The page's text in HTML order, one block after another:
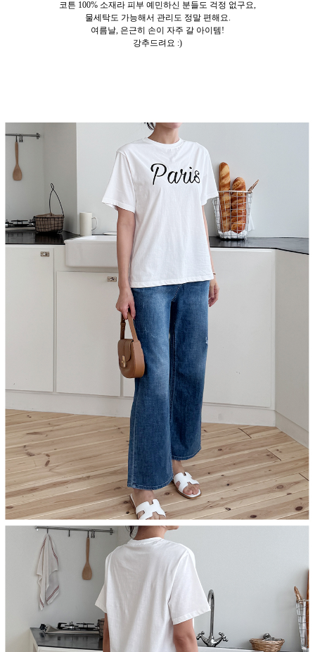
코튼 100% 소재라 피부 예민하신 분들도 걱정 없구요,
물세탁도 가능해서 관리도 정말 편해요.
여름날, 은근히 손이 자주 갈 아이템!
강추드려요 :)